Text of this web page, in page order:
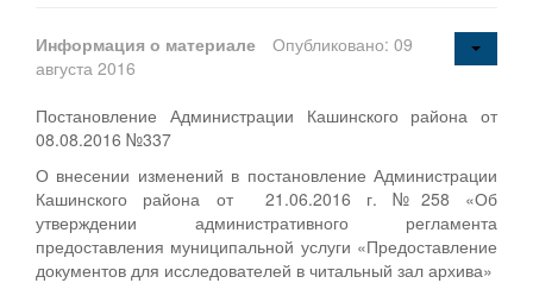
Информация о материале
Опубликовано: 09
августа 2016
Постановление Администрации Кашинского района от
08.08.2016 №337
О внесении изменений в постановление Администрации
Кашинского района от 21.06.2016 г. №258 «Об
утверждении административного регламента
предоставления муниципальной услуги «Предоставление
документов для исследователей в читальный зал архива»